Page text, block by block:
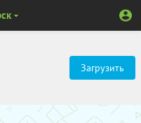
Загрузить